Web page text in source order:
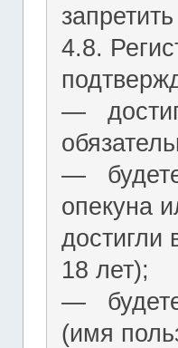
4.8.
―
― будете
опекуна
достигли
18 лет);
― будете
(имя